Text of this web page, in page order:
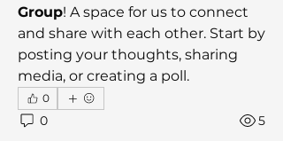
Group! A space for us to connect
and share with each other. Start by
posting your thoughts, sharing
media, or creating a poll.
0
0 5